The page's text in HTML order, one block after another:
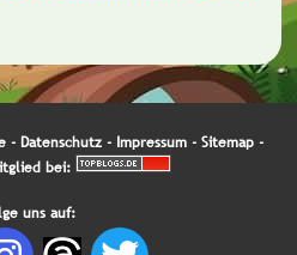
- Datenschutz - Impressum - Sitemap -
bei:
uns auf: